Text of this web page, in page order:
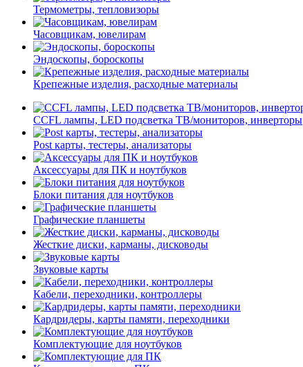
Термометры, тепловизоры
Часовщикам, ювелирам
Эндоскопы, бороскопы
Крепежные изделия, расходные материалы
CCFL лампы, LED подсветка ТВ/мониторов, инверторы
Post карты, тестеры, анализаторы
Аксессуары для ПК и ноутбуков
Блоки питания для ноутбуков
Графические планшеты
Жесткие диски, карманы, дисководы
Звуковые карты
Кабели, переходники, контроллеры
Кардридеры, карты памяти, переходники
Комплектующие для ноутбуков